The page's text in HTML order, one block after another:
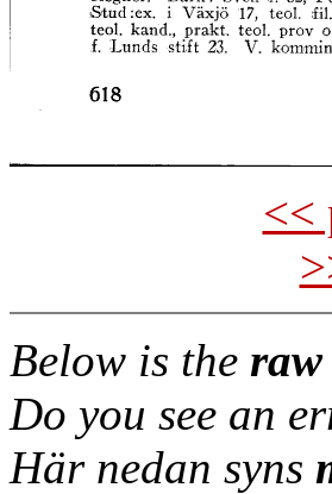
<<
Below is the raw
Do you see an
Här nedan syns